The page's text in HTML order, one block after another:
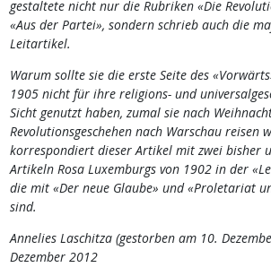
gestaltete nicht nur die Rubriken «Die
«Aus der Partei», sondern schrieb auch die
Leitartikel.
Warum sollte sie die erste Seite des
1905 nicht für ihre religions- und
Sicht genutzt haben, zumal sie nach
Revolutionsgeschehen nach Warschau reisen
korrespondiert dieser Artikel mit zwei bisher
Artikeln Rosa Luxemburgs von 1902 in der
die mit «Der neue Glaube» und «Proletariat
sind.
Annelies Laschitza (gestorben am 10.
Dezember 2012